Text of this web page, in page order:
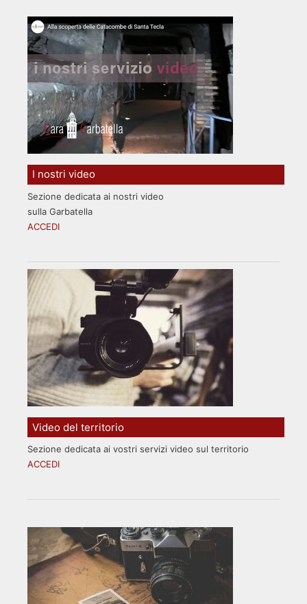
I nostri video
Sezione dedicata ai nostri video
sulla Garbatella
ACCEDI
Video del territorio
Sezione dedicata ai vostri servizi video sul territorio
ACCEDI